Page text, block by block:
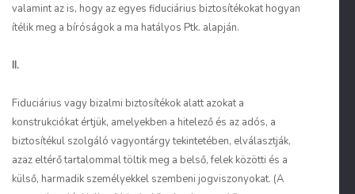
valamint az is, hogy az egyes fiduciárius biztosítékokat hogyan
ítélik meg a bíróságok a ma hatályos Ptk. alapján.
II.
Fiduciárius vagy bizalmi biztosítékok alatt azokat a
konstrukciókat értjük, amelyekben a hitelező és az adós, a
biztosítékul szolgáló vagyontárgy tekintetében, elválasztják,
azaz eltérő tartalommal töltik meg a belső, felek közötti és a
külső, harmadik személyekkel szembeni jogviszonyokat. (A